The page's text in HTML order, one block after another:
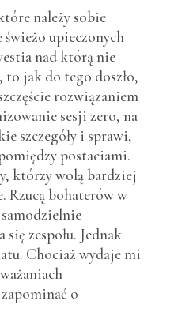
należy sobie
świeżo upieczonych
nad którą nie
jak do tego doszło,
rozwiązaniem
sesji zero, na
szczegóły i sprawi,
postaciami.
którzy wolą bardziej
Rzucą bohaterów w
zespołu. Jednak
Chociaż wydaje mi
o